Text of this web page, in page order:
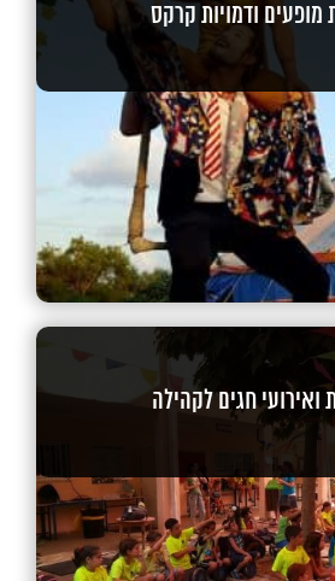
מופעים ודמויות קרקס
ואירועי חגים לקהילה